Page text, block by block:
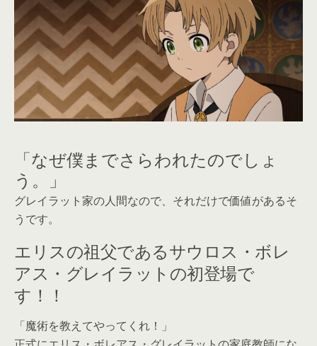
「なぜ僕までさらわれたのでしょ
う。」
グレイラット家の人間なので、それだけで価値があるそ
うです。
エリスの祖父であるサウロス・ボレ
アス・グレイラットの初登場で
す！！
「魔術を教えてやってくれ！」